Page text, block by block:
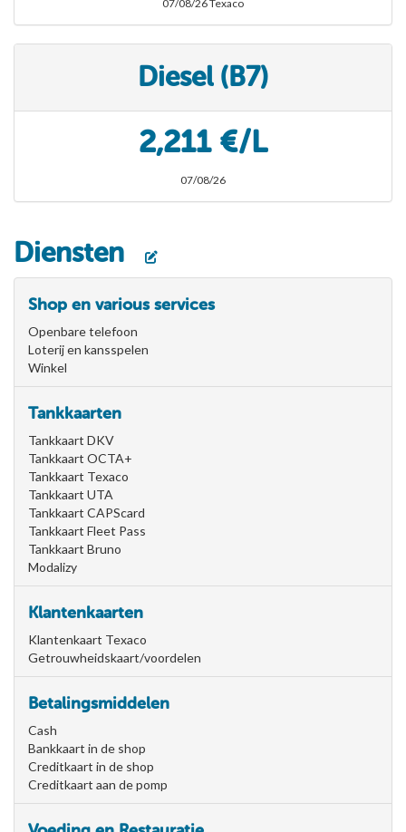
07/08/26 Texaco
Diesel (B7)
2,211 €/L
07/08/26
Diensten
Shop en various services
Openbare telefoon
Loterij en kansspelen
Winkel
Tankkaarten
Tankkaart DKV
Tankkaart OCTA+
Tankkaart Texaco
Tankkaart UTA
Tankkaart CAPScard
Tankkaart Fleet Pass
Tankkaart Bruno
Modalizy
Klantenkaarten
Klantenkaart Texaco
Getrouwheidskaart/voordelen
Betalingsmiddelen
Cash
Bankkaart in de shop
Creditkaart in de shop
Creditkaart aan de pomp